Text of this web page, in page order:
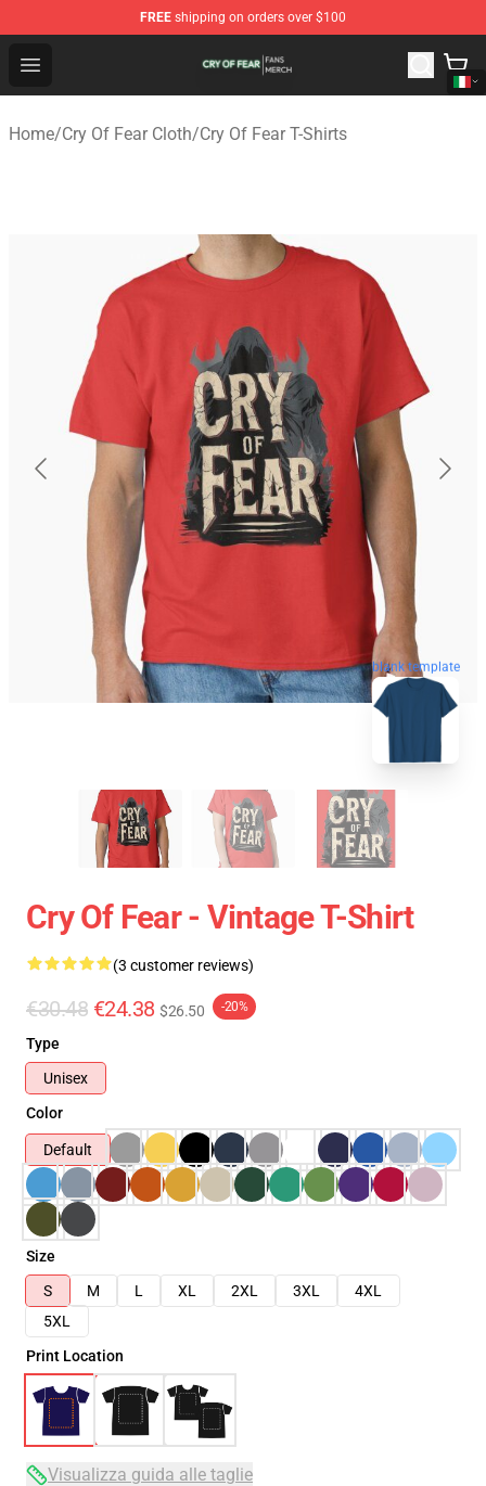
FREE shipping on orders over $100
Open menu
Cry Of Fear Shop - Official Cry Of Fear Merchandise Store
Home/Cry Of Fear Cloth/Cry Of Fear T-Shirts
blank template
Cry Of Fear - Vintage T-Shirt
(3 customer reviews)
€30.48 €24.38 $26.50 -20%
Type
Unisex
Color
Default
Size
S
M L XL 2XL 3XL
4XL
5XL
Print Location
Visualizza guida alle taglie